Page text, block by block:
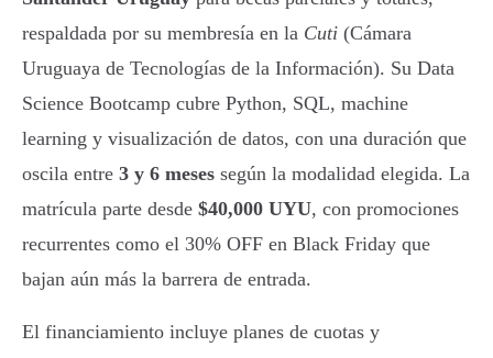
respaldada por su membresía en la Cuti (Cámara
Uruguaya de Tecnologías de la Información). Su Data
Science Bootcamp cubre Python, SQL, machine
learning y visualización de datos, con una duración que
oscila entre 3 y 6 meses según la modalidad elegida. La
matrícula parte desde $40,000 UYU, con promociones
recurrentes como el 30% OFF en Black Friday que
bajan aún más la barrera de entrada.
El financiamiento incluye planes de cuotas y